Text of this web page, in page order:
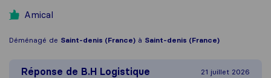
Amical
Déménagé de Saint-denis (France) à Saint-denis (France)
Réponse de B.H Logistique 21 juillet 2026